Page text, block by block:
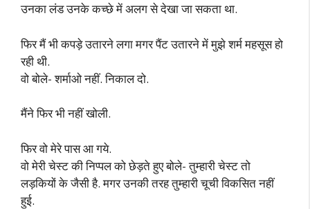
उनका लंड उनके कच्छे में अलग से देखा जा सकता था.
फिर मैं भी कपड़े उतारने लगा मगर पैंट उतारने में मुझे शर्म महसूस हो
रही थी.
वो बोले- शर्माओ नहीं. निकाल दो.
मैंने फिर भी नहीं खोली.
फिर वो मेरे पास आ गये.
वो मेरी चेस्ट की निप्पल को छेड़ते हुए बोले- तुम्हारी चेस्ट तो
लड़कियों के जैसी है. मगर उनकी तरह तुम्हारी चूची विकसित नहीं
हुई.